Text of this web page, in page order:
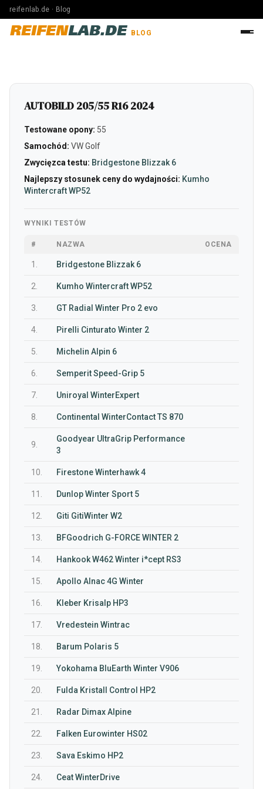
reifenlab.de · Blog
REIFENLAB.DE BLOG
AUTOBILD 205/55 R16 2024
Testowane opony: 55
Samochód: VW Golf
Zwycięzca testu: Bridgestone Blizzak 6
Najlepszy stosunek ceny do wydajności: Kumho
Wintercraft WP52
WYNIKI TESTÓW
# NAZWA OCENA
1. Bridgestone Blizzak 6
2. Kumho Wintercraft WP52
3. GT Radial Winter Pro 2 evo
4. Pirelli Cinturato Winter 2
5. Michelin Alpin 6
6. Semperit Speed-Grip 5
7. Uniroyal WinterExpert
8. Continental WinterContact TS 870
9.
Goodyear UltraGrip Performance
3
10. Firestone Winterhawk 4
11. Dunlop Winter Sport 5
12. Giti GitiWinter W2
13. BFGoodrich G-FORCE WINTER 2
14. Hankook W462 Winter i*cept RS3
15. Apollo Alnac 4G Winter
16. Kleber Krisalp HP3
17. Vredestein Wintrac
18. Barum Polaris 5
19. Yokohama BluEarth Winter V906
20. Fulda Kristall Control HP2
21. Radar Dimax Alpine
22. Falken Eurowinter HS02
23. Sava Eskimo HP2
24. Ceat WinterDrive